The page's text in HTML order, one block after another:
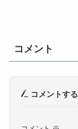
コメント
コメントする